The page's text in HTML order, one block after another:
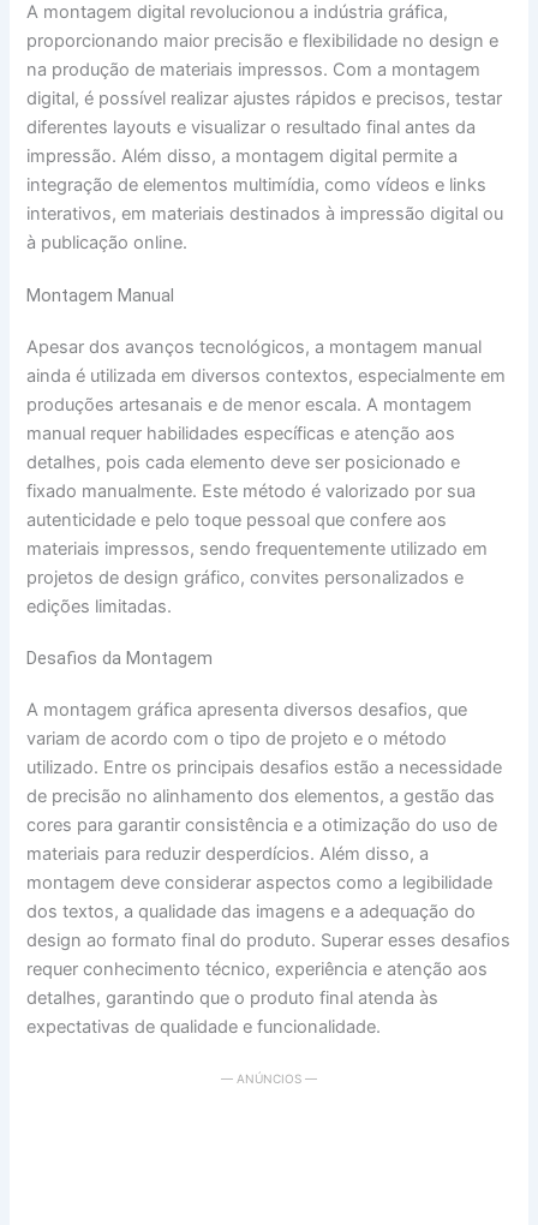
A montagem digital revolucionou a indústria gráfica,
proporcionando maior precisão e flexibilidade no design e
na produção de materiais impressos. Com a montagem
digital, é possível realizar ajustes rápidos e precisos, testar
diferentes layouts e visualizar o resultado final antes da
impressão. Além disso, a montagem digital permite a
integração de elementos multimídia, como vídeos e links
interativos, em materiais destinados à impressão digital ou
à publicação online.
Montagem Manual
Apesar dos avanços tecnológicos, a montagem manual
ainda é utilizada em diversos contextos, especialmente em
produções artesanais e de menor escala. A montagem
manual requer habilidades específicas e atenção aos
detalhes, pois cada elemento deve ser posicionado e
fixado manualmente. Este método é valorizado por sua
autenticidade e pelo toque pessoal que confere aos
materiais impressos, sendo frequentemente utilizado em
projetos de design gráfico, convites personalizados e
edições limitadas.
Desafios da Montagem
A montagem gráfica apresenta diversos desafios, que
variam de acordo com o tipo de projeto e o método
utilizado. Entre os principais desafios estão a necessidade
de precisão no alinhamento dos elementos, a gestão das
cores para garantir consistência e a otimização do uso de
materiais para reduzir desperdícios. Além disso, a
montagem deve considerar aspectos como a legibilidade
dos textos, a qualidade das imagens e a adequação do
design ao formato final do produto. Superar esses desafios
requer conhecimento técnico, experiência e atenção aos
detalhes, garantindo que o produto final atenda às
expectativas de qualidade e funcionalidade.
— ANÚNCIOS —